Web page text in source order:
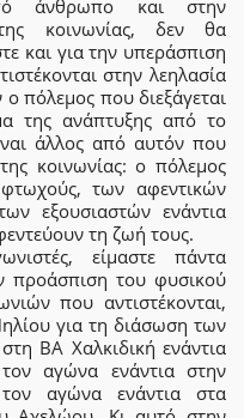
άνθρωπο και στην
κοινωνίας, δεν θα
και για την υπεράσπιση
στην λεηλασία
πόλεμος που διεξάγεται
της ανάπτυξης από το
άλλος από αυτόν που
κοινωνίας: ο πόλεμος
των αφεντικών
εξουσιαστών ενάντια
τη ζωή τους.
είμαστε πάντα
προάσπιση του φυσικού
που αντιστέκονται,
για τη διάσωση των
ΒΑ Χαλκιδική ενάντια
αγώνα ενάντια στην
αγώνα ενάντια στα